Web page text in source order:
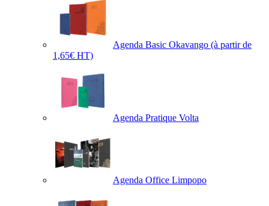
Agenda Basic Okavango (à partir de
1,65€ HT)
Agenda Pratique Volta
Agenda Office Limpopo